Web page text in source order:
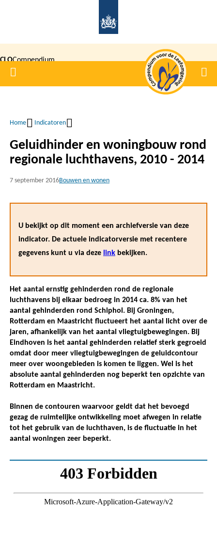
inhoud
gaan
CLOCompendium
voor de
Home
Kruimelpad
Home Indicatoren
Geluidhinder en woningbouw rond
regionale luchthavens, 2010 - 2014
7 september 2016Bouwen en wonen
U bekijkt op dit moment een archiefversie van deze
indicator. De actuele indicatorversie met recentere
gegevens kunt u via deze link bekijken.
Het aantal ernstig gehinderden rond de regionale
luchthavens bij elkaar bedroeg in 2014 ca. 8% van het
aantal gehinderden rond Schiphol. Bij Groningen,
Rotterdam en Maastricht fluctueert het aantal licht over de
jaren, afhankelijk van het aantal vliegtuigbewegingen. Bij
Eindhoven is het aantal gehinderden relatief sterk gegroeid
omdat door meer vliegtuigbewegingen de geluidcontour
meer over woongebieden is komen te liggen. Wel is het
absolute aantal gehinderden nog beperkt ten opzichte van
Rotterdam en Maastricht.
Binnen de contouren waarvoor geldt dat het bevoegd
gezag de ruimtelijke ontwikkeling moet afwegen in relatie
tot het gebruik van de luchthaven, is de fluctuatie in het
aantal woningen zeer beperkt.